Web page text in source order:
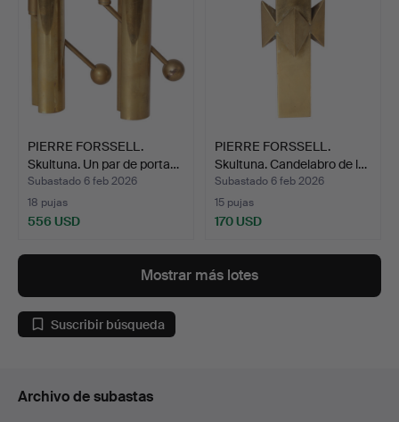
PIERRE FORSSELL.
Skultuna. Un par de porta…
Subastado 6 feb 2026
18 pujas
556 USD
PIERRE FORSSELL.
Skultuna. Candelabro de l…
Subastado 6 feb 2026
15 pujas
170 USD
Mostrar más lotes
Suscribir búsqueda
Archivo de subastas